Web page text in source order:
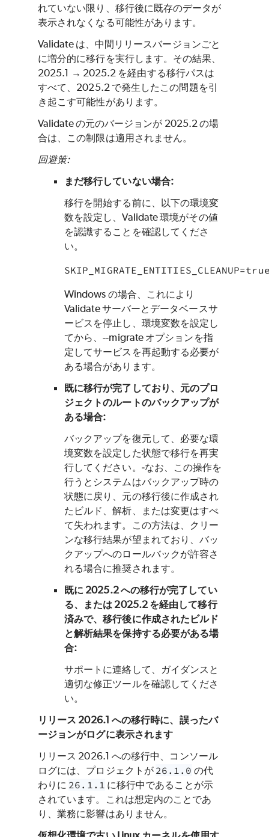
れていない限り、移行後に既存のデータが
表示されなくなる可能性があります。
Validate は、中間リリースバージョンごと
に増分的に移行を実行します。その結果、
2025.1 → 2025.2 を経由する移行パスは
すべて、2025.2 で発生したこの問題を引
き起こす可能性があります。
Validate の元のバージョンが 2025.2 の場
合は、この制限は適用されません。
回避策:
まだ移行していない場合:
移行を開始する前に、以下の環境変
数を設定し、Validate 環境がその値
を認識することを確認してくださ
い。
Windows の場合、これにより
Validate サーバーとデータベースサ
ービスを停止し、環境変数を設定し
てから、--migrate オプションを指
定してサービスを再起動する必要が
ある場合があります。
既に移行が完了しており、元のプロ
ジェクトのルートのバックアップが
ある場合:
バックアップを復元して、必要な環
境変数を設定した状態で移行を再実
行してください。‑なお、この操作を
行うとシステムはバックアップ時の
状態に戻り、元の移行後に作成され
たビルド、解析、または変更はすべ
て失われます。この方法は、クリー
ンな移行結果が望まれており、バッ
クアップへのロールバックが許容さ
れる場合に推奨されます。
既に 2025.2 への移行が完了してい
る、または 2025.2 を経由して移行
済みで、移行後に作成されたビルド
と解析結果を保持する必要がある場
合:
サポートに連絡して、ガイダンスと
適切な修正ツールを確認してくださ
い。
リリース 2026.1 への移行時に、誤ったバ
ージョンがログに表示されます
リリース 2026.1 への移行中、コンソール
ログには、プロジェクトが 26.1.0 の代
わりに 26.1.1 に移行中であることが示
されています。これは想定内のことであ
り、業務に影響はありません。